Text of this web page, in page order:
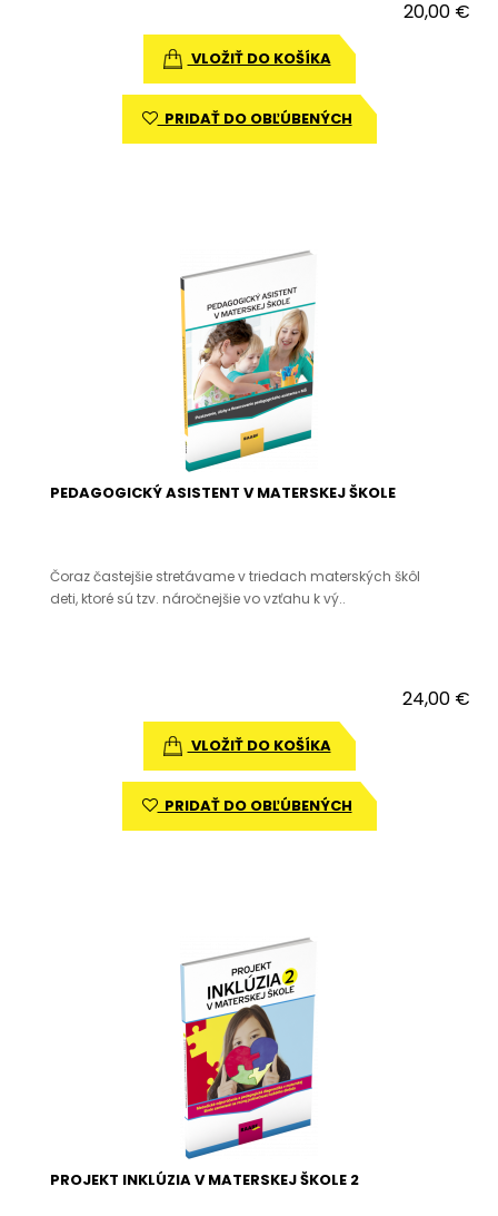
20,00 €
VLOŽIŤ DO KOŠÍKA
PRIDAŤ DO OBĽÚBENÝCH
PEDAGOGICKÝ ASISTENT V MATERSKEJ ŠKOLE
Čoraz častejšie stretávame v triedach materských škôl
deti, ktoré sú tzv. náročnejšie vo vzťahu k vý..
24,00 €
VLOŽIŤ DO KOŠÍKA
PRIDAŤ DO OBĽÚBENÝCH
PROJEKT INKLÚZIA V MATERSKEJ ŠKOLE 2